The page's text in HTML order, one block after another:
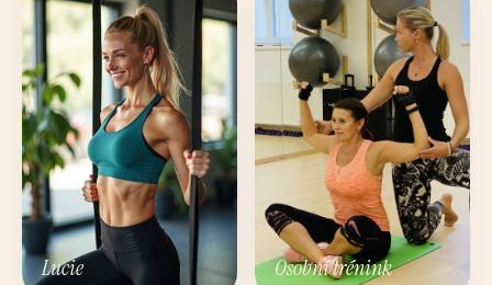
Lucie Osobní trénink